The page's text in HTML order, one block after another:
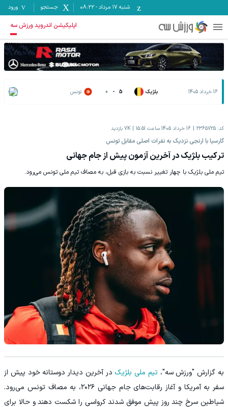
شنبه ۱۷ مرداد -
08:22 جستجو ورود
اپلیکیشن اندروید ورزش سه
16 خرداد 1405 بلژیک 5
-
0 تونس
کد: 2365725 16 خرداد 1405 ساعت 15:51 7K بازدید
گارسیا با ارنجی نزدیک به نفرات اصلی مقابل تونس
ترکیب بلژیک در آخرین آزمون پیش از جام جهانی
تیم ملی بلژیک با چهار تغییر نسبت به بازی قبل، به مصاف تیم ملی تونس می‌رود.
به گزارش "ورزش سه"،تیم ملی بلژیک در آخرین دیدار دوستانه خود پیش از
سفر به آمریکا و آغاز رقابت‌های جام جهانی ۲۰۲۶، به مصاف تونس می‌رود.
شیاطین سرخ چند روز پیش موفق شدند کرواسی را شکست دهند و حالا برای